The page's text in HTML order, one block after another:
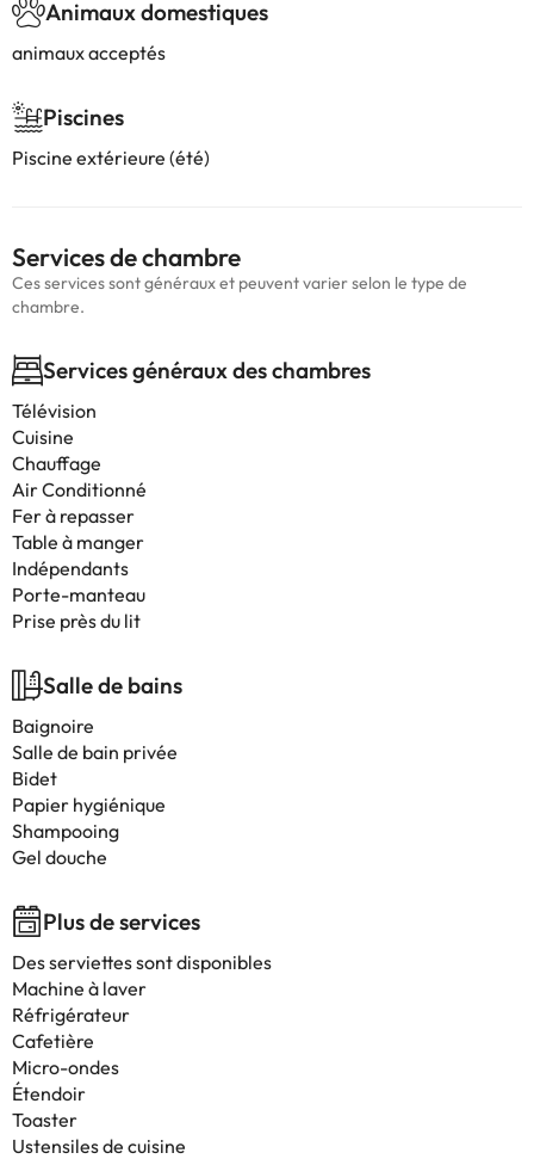
Animaux domestiques
animaux acceptés
Piscines
Piscine extérieure (été)
Services de chambre
Ces services sont généraux et peuvent varier selon le type de
chambre.
Services généraux des chambres
Télévision
Cuisine
Chauffage
Air Conditionné
Fer à repasser
Table à manger
Indépendants
Porte-manteau
Prise près du lit
Salle de bains
Baignoire
Salle de bain privée
Bidet
Papier hygiénique
Shampooing
Gel douche
Plus de services
Des serviettes sont disponibles
Machine à laver
Réfrigérateur
Cafetière
Micro-ondes
Étendoir
Toaster
Ustensiles de cuisine